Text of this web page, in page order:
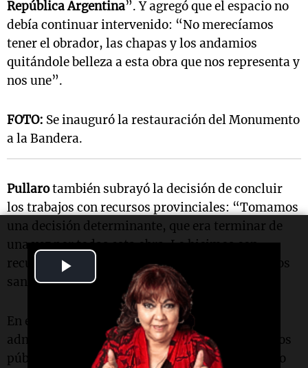
Video
República Argentina”. Y agregó que el espacio no
debía continuar intervenido: “No merecíamos
tener el obrador, las chapas y los andamios
quitándole belleza a esta obra que nos representa y
nos une”.
FOTO: Se inauguró la restauración del Monumento
a la Bandera.
Pullarotambién subrayó la decisión de concluir
los trabajos con recursos provinciales: “Tomamos
una decisión determinante, que era terminar de
una vez por todas esta obra. Lo hicimos con
recursos de la provincia deSanta Fe
, de todos los
santafesinos”.
En esa línea, planteó una reflexión sobre la
administración del Estado: “Cuando los recursos
públicos se administran con austeridad, cuando